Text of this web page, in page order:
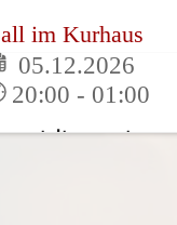
im Kurhaus
05.12.2026
20:00 - 01:00
Baden-Baden
19.30